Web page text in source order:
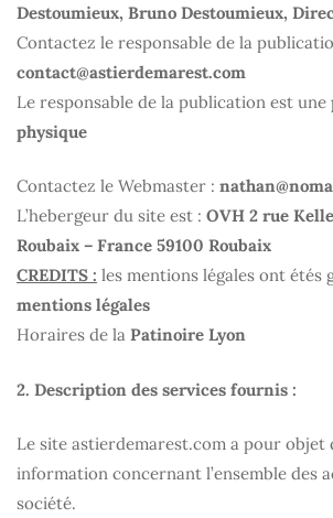
Destoumieux, Bruno Destoumieux,
Contactez le responsable de la
contact@astierdemarest.com
Le responsable de la publication est une
physique
Contactez le Webmaster :
L’hebergeur du site est : OVH 2 rue
Roubaix – France 59100 Roubaix
CREDITS : les mentions légales ont étés
mentions légales
Horaires de la Patinoire Lyon
2. Description des services fournis :
Le site astierdemarest.com a pour objet
information concernant l’ensemble des
société.